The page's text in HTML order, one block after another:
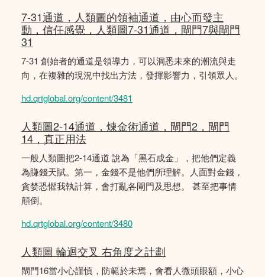
7-31通道，人類圖的領袖通道，由心而發主
動，信任感覺，人類圖7-31通道，閘門7與閘門
31
7-31 創始者的通道是領導力，可以洞悉未來的潮流與走
向，在複雜的現況中找出方法，發揮影響力，引領眾人。
hd.qrtglobal.org/content/3481
人類圖2-14通道，煉金術通道，閘門2，閘門
14，真正用法
一般人類圖把2-14通道 說為「黑石成金」，把他們定義
為賺錢天賦。第一，金錢不是他們所理解。人面對金錢，
貪婪恐懼我執計算，會打亂各閘門及思想。 甚至把事情
顛倒。
hd.qrtglobal.org/content/3480
人類圖 輪迴交叉 右角度之計劃
閘門16當小心謹慎，防範於未焉，會看人微頭眼額，小心